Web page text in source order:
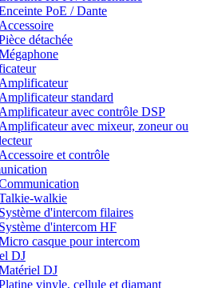
PoE / Dante
Accessoire
détachée
Amplificateur
Amplificateur standard
Amplificateur avec contrôle DSP
Amplificateur avec mixeur, zoneur ou
Accessoire et contrôle
walkie
Système d'intercom filaires
Système d'intercom HF
casque pour intercom
DJ
DJ
vinyle, cellule et diamant